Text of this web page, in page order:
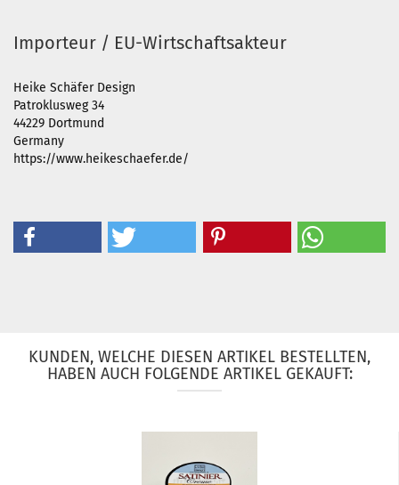
Importeur / EU-Wirtschaftsakteur
Heike Schäfer Design
Patroklusweg 34
44229 Dortmund
Germany
https://www.heikeschaefer.de/
KUNDEN, WELCHE DIESEN ARTIKEL BESTELLTEN,
HABEN AUCH FOLGENDE ARTIKEL GEKAUFT: